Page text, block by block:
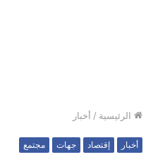
الرئيسية / أخبار
أخبار إقتصاد جهات مجتمع